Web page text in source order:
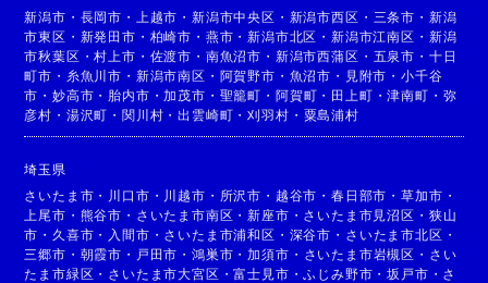
新潟市 ・ 長岡市 ・ 上越市 ・新潟市中央区 ・ 新潟市西区 ・ 三条市 ・ 新潟
市東区 ・ 新発田市 ・ 柏崎市 ・ 燕市 ・新潟市北区 ・新潟市江南区 ・ 新潟
市秋葉区 ・村上市 ・ 佐渡市 ・ 南魚沼市 ・ 新潟市西蒲区 ・ 五泉市 ・ 十日
町市 ・ 糸魚川市 ・ 新潟市南区 ・ 阿賀野市 ・ 魚沼市 ・ 見附市 ・小千谷
市 ・妙高市 ・ 胎内市 ・加茂市 ・ 聖籠町 ・ 阿賀町 ・ 田上町 ・津南町 ・ 弥
彦村 ・ 湯沢町 ・関川村 ・出雲崎町 ・刈羽村 ・ 粟島浦村
埼玉県
さいたま市 ・ 川口市 ・ 川越市 ・ 所沢市 ・ 越谷市 ・春日部市 ・草加市 ・
上尾市 ・ 熊谷市 ・ さいたま市南区 ・新座市 ・ さいたま市見沼区 ・ 狭山
市 ・ 久喜市 ・ 入間市 ・ さいたま市浦和区 ・ 深谷市 ・ さいたま市北区 ・
三郷市 ・ 朝霞市 ・ 戸田市 ・鴻巣市 ・加須市 ・ さいたま市岩槻区 ・ さい
たま市緑区 ・ さいたま市大宮区 ・富士見市 ・ふじみ野市 ・坂戸市 ・ さ